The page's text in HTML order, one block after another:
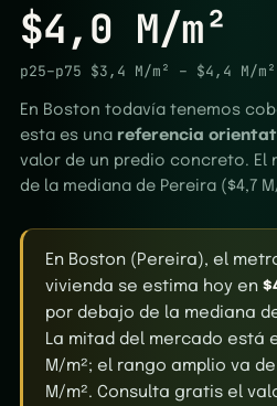
$4,0 M/m²
p25–p75 $3,4 M/m² – $4,4 M/m²
En Boston todavía tenemos
esta es una referencia
valor de un predio concreto. El
de la mediana de Pereira ($4,7
En Boston (Pereira), el
vivienda se estima hoy en
por debajo de la mediana
La mitad del mercado está
M/m²; el rango amplio va de
M/m². Consulta gratis el